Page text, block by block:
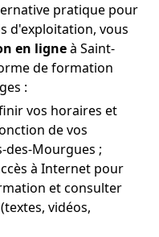
pratique pour
d'exploitation, vous
en ligneà Saint-
de formation
:
vos horaires et
de vos
des-Mourgues ;
à Internet pour
et consulter
vidéos,